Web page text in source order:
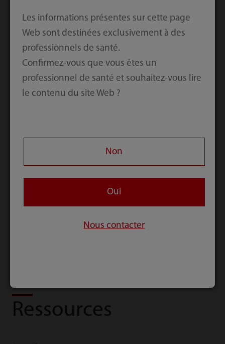
Plaques Cervicale
Antérieure MS
Postérieure MS
Système de Vis
Cage MS
Ressources
Les informations présentes sur cette page
Web sont destinées exclusivement à des
professionnels de santé.
Confirmez-vous que vous êtes un
professionnel de santé et souhaitez-vous lire
le contenu du site Web ?
Non
Oui
Nous contacter